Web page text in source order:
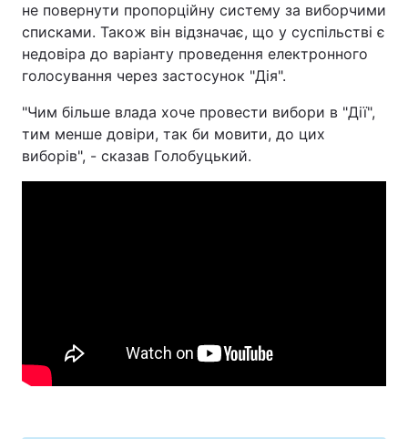
не повернути пропорційну систему за виборчими
списками. Також він відзначає, що у суспільстві є
недовіра до варіанту проведення електронного
голосування через застосунок "Дія".
"Чим більше влада хоче провести вибори в "Дії",
тим менше довіри, так би мовити, до цих
виборів", - сказав Голобуцький.